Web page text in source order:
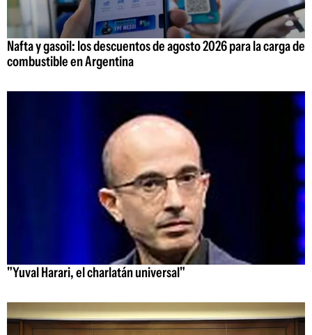
Nafta y gasoil: los descuentos de agosto 2026 para la carga de
combustible en Argentina
"Yuval Harari, el charlatán universal"